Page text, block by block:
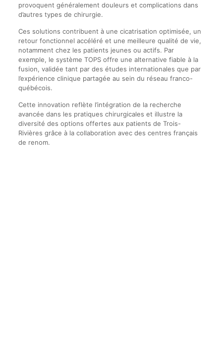
provoquent généralement douleurs et complications dans
d’autres types de chirurgie.
Ces solutions contribuent à une cicatrisation optimisée, un
retour fonctionnel accéléré et une meilleure qualité de vie,
notamment chez les patients jeunes ou actifs. Par
exemple, le système TOPS offre une alternative fiable à la
fusion, validée tant par des études internationales que par
l’expérience clinique partagée au sein du réseau franco-
québécois.
Cette innovation reflète l’intégration de la recherche
avancée dans les pratiques chirurgicales et illustre la
diversité des options offertes aux patients de Trois-
Rivières grâce à la collaboration avec des centres français
de renom.